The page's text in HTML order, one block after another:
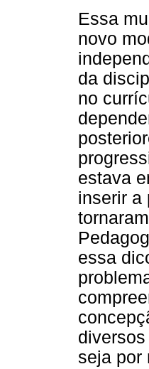
Essa
novo
da
no
estava
inserir a
essa
seja por